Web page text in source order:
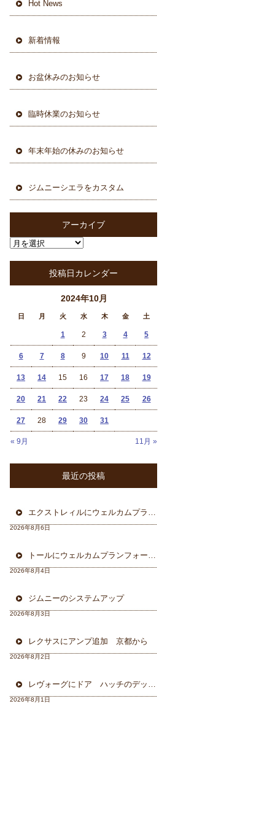
Hot News
新着情報
お盆休みのお知らせ
臨時休業のお知らせ
年末年始の休みのお知らせ
ジムニーシエラをカスタム
アーカイブ
投稿日カレンダー
2024年10月
日 月 火 水 木 金 土
« 9月 11月 »
1 2 3 4 5
6 7 8 9 10 11 12
13 14 15 16 17 18 19
20 21 22 23 24 25 26
27 28 29 30 31
最近の投稿
エクストレィルにウェルカムプラン フォーカル三重県から
2026年8月6日
トールにウェルカムプランフォーカルスピーカー＆ウーハー
2026年8月4日
ジムニーのシステムアップ
2026年8月3日
レクサスにアンプ追加 京都から
2026年8月2日
レヴォーグにドア ハッチのデッドニング 徳島から
2026年8月1日